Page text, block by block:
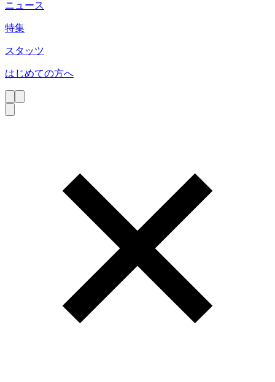
ニュース
特集
スタッツ
はじめての方へ